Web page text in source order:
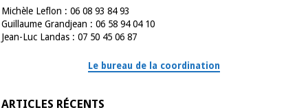
Michèle Leflon : 06 08 93 84 93
Guillaume Grandjean : 06 58 94 04 10
Jean-Luc Landas : 07 50 45 06 87
Le bureau de la coordination
ARTICLES RÉCENTS